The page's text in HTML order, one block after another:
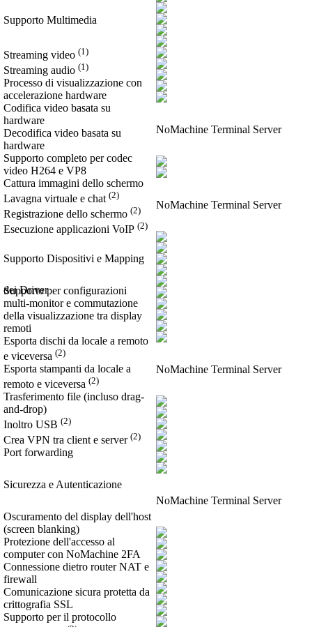
Supporto Multimedia
Streaming video (1)
Streaming audio (1)
Processo di visualizzazione con
accelerazione hardware
Codifica video basata su
hardware
Decodifica video basata su
hardware
Supporto completo per codec
video H264 e VP8
Cattura immagini dello schermo
Lavagna virtuale e chat (2)
Registrazione dello schermo (2)
Esecuzione applicazioni VoIP (2)
Supporto Dispositivi e Mapping
dei Driver
Supporto per configurazioni
multi-monitor e commutazione
della visualizzazione tra display
remoti
Esporta dischi da locale a remoto
e viceversa (2)
Esporta stampanti da locale a
remoto e viceversa (2)
Trasferimento file (incluso drag-
and-drop)
Inoltro USB (2)
Crea VPN tra client e server (2)
Port forwarding
Sicurezza e Autenticazione
Oscuramento del display dell'host
(screen blanking)
Protezione dell'accesso al
computer con NoMachine 2FA
Connessione dietro router NAT e
firewall
Comunicazione sicura protetta da
crittografia SSL
Supporto per il protocollo
NoMachine Terminal Server
NoMachine Terminal Server
NoMachine Terminal Server
NoMachine Terminal Server